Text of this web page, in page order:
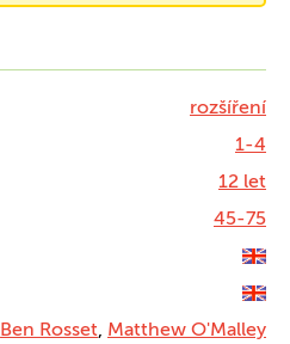
rozšíření
1-4
12 let
45-75
Ben Rosset, Matthew O'Malley